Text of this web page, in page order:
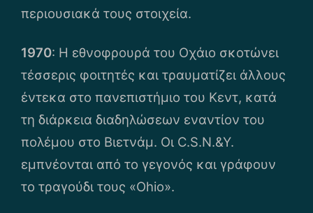
περιουσιακά τους στοιχεία.
1970: Η εθνοφρουρά του Οχάιο σκοτώνει
τέσσερις φοιτητές και τραυματίζει άλλους
έντεκα στο πανεπιστήμιο του Κεντ, κατά
τη διάρκεια διαδηλώσεων εναντίον του
πολέμου στο Βιετνάμ. Οι C.S.N.&Y.
εμπνέονται από το γεγονός και γράφουν
το τραγούδι τους «Ohio».